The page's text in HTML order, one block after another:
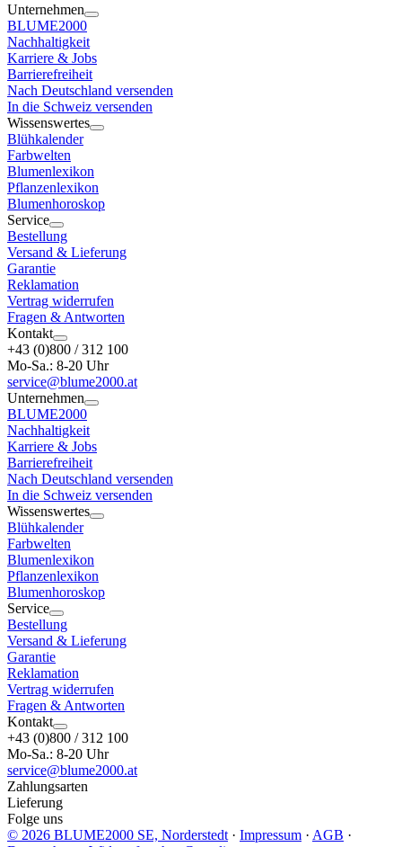
Unternehmen
BLUME2000
Nachhaltigkeit
Karriere & Jobs
Barrierefreiheit
Nach Deutschland versenden
In die Schweiz versenden
Wissenswertes
Blühkalender
Farbwelten
Blumenlexikon
Pflanzenlexikon
Blumenhoroskop
Service
Bestellung
Versand & Lieferung
Garantie
Reklamation
Vertrag widerrufen
Fragen & Antworten
Kontakt
+43 (0)800 / 312 100
Mo-Sa.: 8-20 Uhr
service@blume2000.at
Unternehmen
BLUME2000
Nachhaltigkeit
Karriere & Jobs
Barrierefreiheit
Nach Deutschland versenden
In die Schweiz versenden
Wissenswertes
Blühkalender
Farbwelten
Blumenlexikon
Pflanzenlexikon
Blumenhoroskop
Service
Bestellung
Versand & Lieferung
Garantie
Reklamation
Vertrag widerrufen
Fragen & Antworten
Kontakt
+43 (0)800 / 312 100
Mo-Sa.: 8-20 Uhr
service@blume2000.at
Zahlungsarten
Lieferung
Folge uns
© 2026 BLUME2000 SE, Norderstedt · Impressum · AGB ·